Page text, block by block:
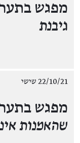
מפגש
גיבנת
22/10/21 שישי
מפגש
שהאמנות